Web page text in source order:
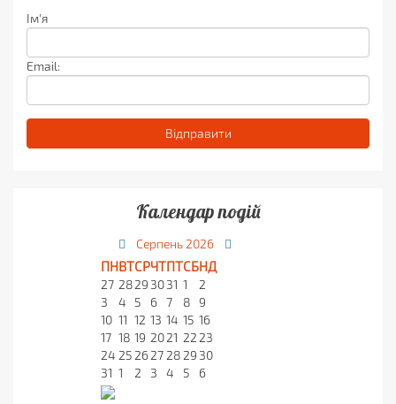
Ім'я
Email:
Календар подій
Серпень 2026
ПНВТСРЧТПТСБНД
27 2829 3031 1
2
3
4 5 6 7 8 9
10 11 12 13 14 15 16
17 18 19 2021 22 23
24 25 2627 28 29 30
31 1 2 3 4 5 6